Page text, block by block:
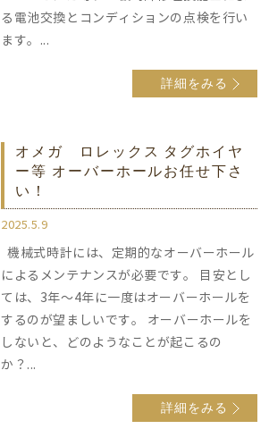
る電池交換とコンディションの点検を行い
ます。...
詳細をみる
オメガ ロレックス タグホイヤ
ー等 オーバーホールお任せ下さ
い！
2025.5.9
機械式時計には、定期的なオーバーホール
によるメンテナンスが必要です。 目安とし
ては、3年～4年に一度はオーバーホールを
するのが望ましいです。 オーバーホールを
しないと、どのようなことが起こるの
か？...
詳細をみる